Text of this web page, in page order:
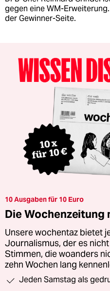
gegen eine WM-
der Gewinner-Seite.
10 Ausgaben für 10 Euro
Die Wochenzeitung
Unsere wochentaz bietet
Journalismus, der es
Stimmen, die woanders
zehn Wochen lang
Jeden Samstag als